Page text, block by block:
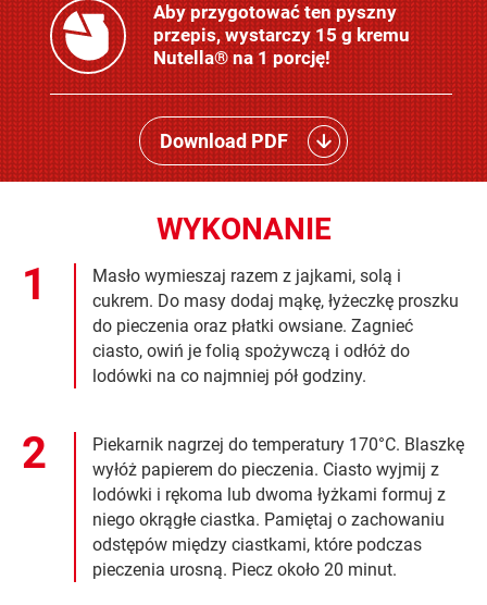
Aby przygotować ten pyszny
przepis, wystarczy 15 g kremu
Nutella® na 1 porcję!
Download PDF
WYKONANIE
Masło wymieszaj razem z jajkami, solą i
cukrem. Do masy dodaj mąkę, łyżeczkę proszku
do pieczenia oraz płatki owsiane. Zagnieć
ciasto, owiń je folią spożywczą i odłóż do
lodówki na co najmniej pół godziny.
Piekarnik nagrzej do temperatury 170°C. Blaszkę
wyłóż papierem do pieczenia. Ciasto wyjmij z
lodówki i rękoma lub dwoma łyżkami formuj z
niego okrągłe ciastka. Pamiętaj o zachowaniu
odstępów między ciastkami, które podczas
pieczenia urosną. Piecz około 20 minut.